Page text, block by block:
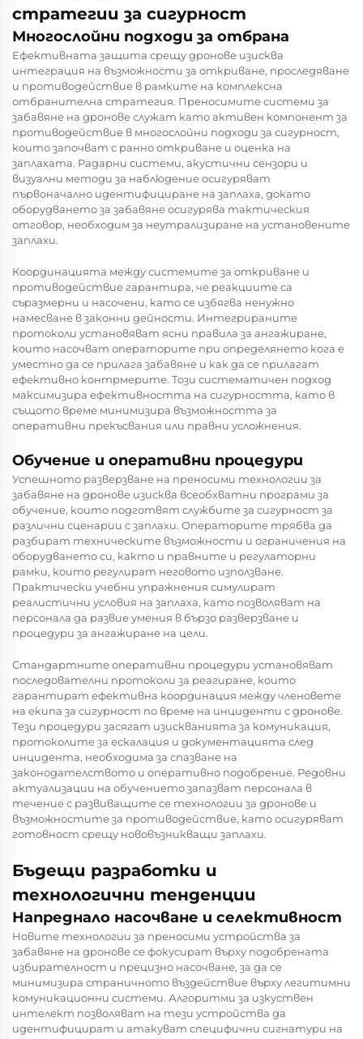
стратегии за сигурност
Многослойни подходи за отбрана
Ефективната защита срещу дронове изисква
интеграция на възможности за откриване, проследяване
и противодействие в рамките на комплексна
отбранителна стратегия. Преносимите системи за
забавяне на дронове служат като активен компонент за
противодействие в многослойни подходи за сигурност,
които започват с ранно откриване и оценка на
заплахата. Радарни системи, акустични сензори и
визуални методи за наблюдение осигуряват
първоначално идентифициране на заплаха, докато
оборудването за забавяне осигурява тактическия
отговор, необходим за неутрализиране на установените
заплахи.
Координацията между системите за откриване и
противодействие гарантира, че реакциите са
съразмерни и насочени, като се избягва ненужно
намесване в законни дейности. Интегрираните
протоколи установяват ясни правила за ангажиране,
които насочват операторите при определянето кога е
уместно да се прилага забавяне и как да се прилагат
ефективно контрмерите. Този систематичен подход
максимизира ефективността на сигурността, като в
същото време минимизира възможността за
оперативни прекъсвания или правни усложнения.
Обучение и оперативни процедури
Успешното разверзване на преносими технологии за
забавяне на дронове изисква всеобхватни програми за
обучение, които подготвят службите за сигурност за
различни сценарии с заплахи. Операторите трябва да
разбират техническите възможности и ограничения на
оборудването си, както и правните и регулаторни
рамки, които регулират неговото използване.
Практически учебни упражнения симулират
реалистични условия на заплаха, като позволяват на
персонала да развие умения в бързо разверзване и
процедури за ангажиране на цели.
Стандартните оперативни процедури установяват
последователни протоколи за реагиране, които
гарантират ефективна координация между членовете
на екипа за сигурност по време на инциденти с дронове.
Тези процедури засягат изискванията за комуникация,
протоколите за ескалация и документацията след
инцидента, необходима за спазване на
законодателството и оперативно подобрение. Редовни
актуализации на обучението запазват персонала в
течение с развиващите се технологии за дронове и
възможностите за противодействие, като осигуряват
готовност срещу нововъзникващи заплахи.
Бъдещи разработки и
технологични тенденции
Напреднало насочване и селективност
Новите технологии за преносими устройства за
забавяне на дронове се фокусират върху подобрената
избирателност и прецизно насочване, за да се
минимизира страничното въздействие върху легитимни
комуникационни системи. Алгоритми за изкуствен
интелект позволяват на тези устройства да
идентифицират и атакуват специфични сигнатури на